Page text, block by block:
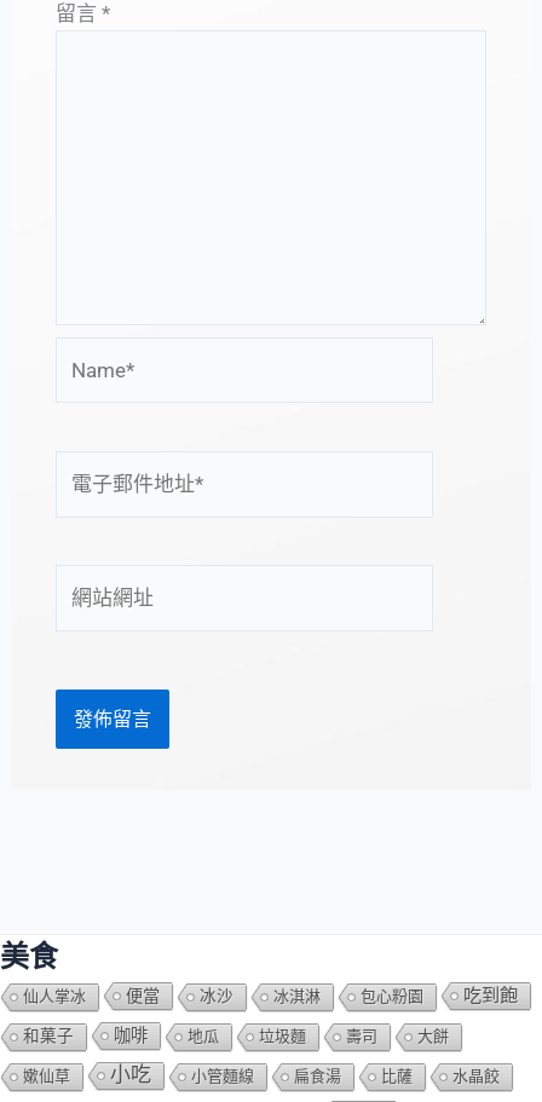
留言 *
子
地
站
美食
仙人掌冰 便當 冰沙 冰淇淋 包心粉園 吃到飽
和菓子 咖啡 地瓜 垃圾麵 壽司 大餅
嫰仙草 小吃 小管麵線 扁食湯 比薩 水晶餃